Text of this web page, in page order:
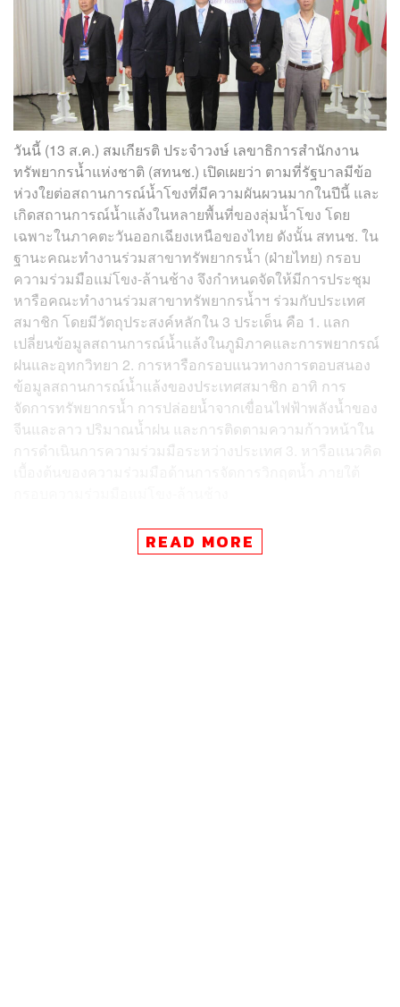
วันนี้ (13 ส.ค.) สมเกียรติ ประจำวงษ์ เลขาธิการสำนักงาน
ทรัพยากรน้ำแห่งชาติ (สทนช.) เปิดเผยว่า ตามที่รัฐบาลมีข้อ
ห่วงใยต่อสถานการณ์น้ำโขงที่มีความผันผวนมากในปีนี้ และ
เกิดสถานการณ์น้ำแล้งในหลายพื้นที่ของลุ่มน้ำโขง โดย
เฉพาะในภาคตะวันออกเฉียงเหนือของไทย ดังนั้น สทนช. ใน
ฐานะคณะทำงานร่วมสาขาทรัพยากรน้ำ (ฝ่ายไทย) กรอบ
ความร่วมมือแม่โขง-ล้านช้าง จึงกำหนดจัดให้มีการประชุม
หารือคณะทำงานร่วมสาขาทรัพยากรน้ำฯ ร่วมกับประเทศ
สมาชิก โดยมีวัตถุประสงค์หลักใน 3 ประเด็น คือ 1. แลก
เปลี่ยนข้อมูลสถานการณ์น้ำแล้งในภูมิภาคและการพยากรณ์
ฝนและอุทกวิทยา 2. การหารือกรอบแนวทางการตอบสนอง
ข้อมูลสถานการณ์น้ำแล้งของประเทศสมาชิก อาทิ การ
จัดการทรัพยากรน้ำ การปล่อยน้ำจากเขื่อนไฟฟ้าพลังน้ำของ
จีนและลาว ปริมาณน้ำฝน และการติดตามความก้าวหน้าใน
การดำเนินการความร่วมมือระหว่างประเทศ 3. หารือแนวคิด
READ MORE